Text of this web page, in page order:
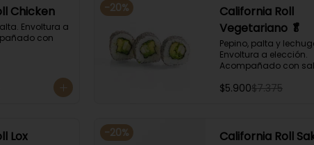
Chicken
Envoltura a
con
-20%
California Roll
Vegetariano 🥬
Pepino, palta y
Envoltura a elección.
Acompañado con
$5.900$7.375
Lox -20% California Roll